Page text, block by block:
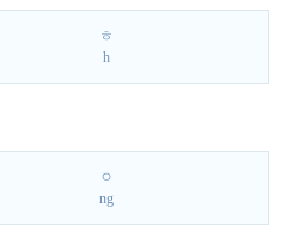
ㅎ
h
ㅇ
ng